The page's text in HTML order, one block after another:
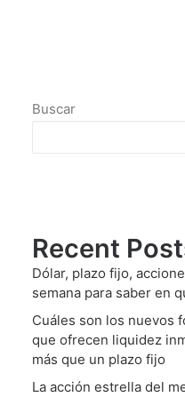
Buscar
Recent
Dólar, plazo fijo,
semana para saber en
Cuáles son los nuevos
que ofrecen liquidez
más que un plazo fijo
La acción estrella del